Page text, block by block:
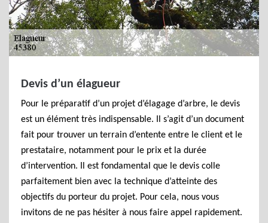
Devis d’un élagueur
Pour le préparatif d’un projet d’élagage d’arbre, le devis
est un élément très indispensable. Il s’agit d’un document
fait pour trouver un terrain d’entente entre le client et le
prestataire, notamment pour le prix et la durée
d’intervention. Il est fondamental que le devis colle
parfaitement bien avec la technique d’atteinte des
objectifs du porteur du projet. Pour cela, nous vous
invitons de ne pas hésiter à nous faire appel rapidement.